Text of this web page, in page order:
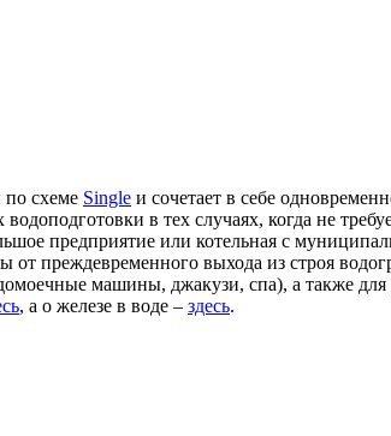
схеме Single и сочетает в себе
в тех случаях, когда не
предприятие или котельная с
преждевременного выхода из строя
машины, джакузи, спа), а также
, а о железе в воде – здесь.